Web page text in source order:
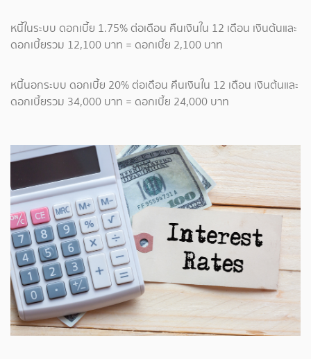
หนี้ในระบบ ดอกเบี้ย 1.75% ต่อเดือน คืนเงินใน 12 เดือน เงินต้นและ
ดอกเบี้ยรวม 12,100 บาท = ดอกเบี้ย 2,100 บาท
หนี้นอกระบบ ดอกเบี้ย 20% ต่อเดือน คืนเงินใน 12 เดือน เงินต้นและ
ดอกเบี้ยรวม 34,000 บาท = ดอกเบี้ย 24,000 บาท